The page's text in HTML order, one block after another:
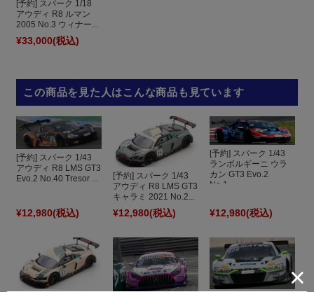
[予約] スパーク 1/18
アウディ R8 ルマン
2005 No.3 ウィナー...
¥33,000(税込)
この商品を見た人はこんな商品も見ています
[予約] スパーク 1/43
アウディ R8 LMS GT3
Evo.2 No.40 Tresor ...
¥12,980(税込)
[予約] スパーク 1/43
アウディ R8 LMS GT3
キャラミ 2021 No.2...
¥12,980(税込)
[予約] スパーク 1/43
ランボルギーニ ウラ
カン GT3 Evo.2
No.1...
¥12,980(税込)